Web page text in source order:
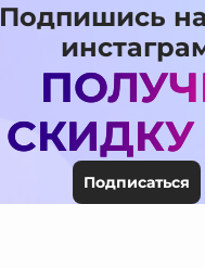
Подпишись
СКИДКУ
Подписаться